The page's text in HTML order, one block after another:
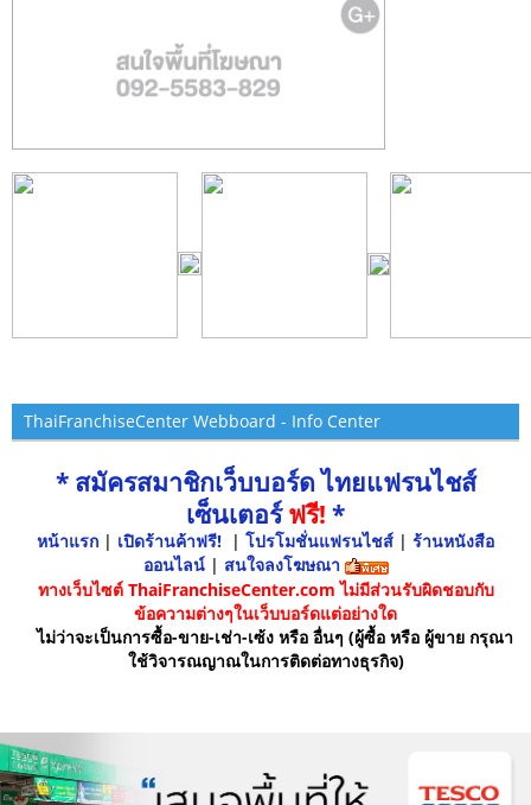
ThaiFranchiseCenter Webboard - Info Center
* สมัครสมาชิกเว็บบอร์ด ไทยแฟรนไชส์
เซ็นเตอร์ฟรี! *
หน้าแรก | เปิดร้านค้าฟรี! | โปรโมชั่นแฟรนไชส์ | ร้านหนังสือ
ออนไลน์ | สนใจลงโฆษณา
ทางเว็บไซต์ ThaiFranchiseCenter.com ไม่มีส่วนรับผิดชอบกับ
ข้อความต่างๆในเว็บบอร์ดแต่อย่างใด
ไม่ว่าจะเป็นการซื้อ-ขาย-เช่า-เซ้ง หรือ อื่นๆ (ผู้ซื้อ หรือ ผู้ขาย กรุณา
ใช้วิจารณญาณในการติดต่อทางธุรกิจ)